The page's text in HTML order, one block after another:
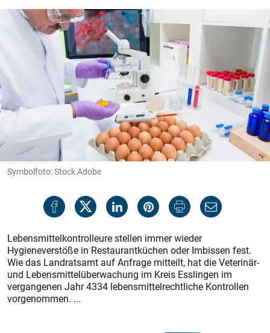
Symbolfoto: Stock Adobe
Lebensmittelkontrolleure stellen immer wieder
Hygieneverstöße in Restaurantküchen oder Imbissen fest.
Wie das Landratsamt auf Anfrage mitteilt, hat die Veterinär-
und Lebensmittelüberwachung im Kreis Esslingen im
vergangenen Jahr 4334 lebensmittelrechtliche Kontrollen
vorgenommen. ...